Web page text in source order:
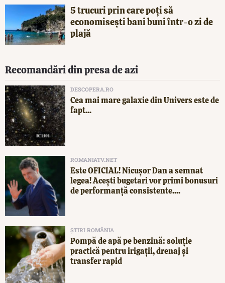
5 trucuri prin care poți să
economisești bani buni într-o zi de
plajă
Recomandări din presa de azi
DESCOPERA.RO
Cea mai mare galaxie din Univers este de
fapt...
ROMANIATV.NET
Este OFICIAL! Nicușor Dan a semnat
legea! Acești bugetari vor primi bonusuri
de performanță consistente....
ȘTIRI ROMÂNIA
Pompă de apă pe benzină: soluție
practică pentru irigații, drenaj și
transfer rapid